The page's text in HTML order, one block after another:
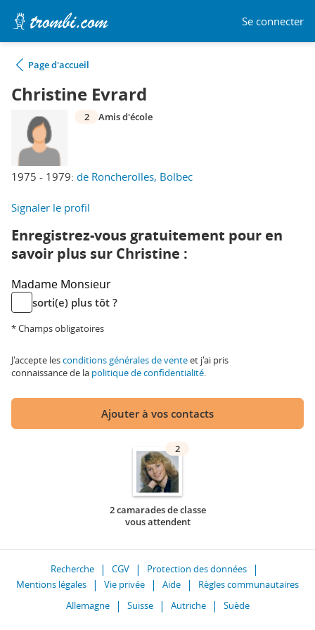
Se connecter
Page d'accueil
Christine Evrard
1975 - 1979: de Roncherolles, Bolbec
2 Amis d'école
Signaler le profil
Enregistrez-vous gratuitement pour en
savoir plus sur Christine :
Madame Monsieur
sorti(e) plus tôt ?
* Champs obligatoires
J'accepte lesconditions générales de venteet j'ai pris
connaissance de la politique de confidentialité.
Ajouter à vos contacts
2
2 camarades de classe
vous attendent
Recherche CGV
Protection des données
Mentions légales
Vie privée Aide
Règles communautaires
Allemagne
Suisse Autriche Suède